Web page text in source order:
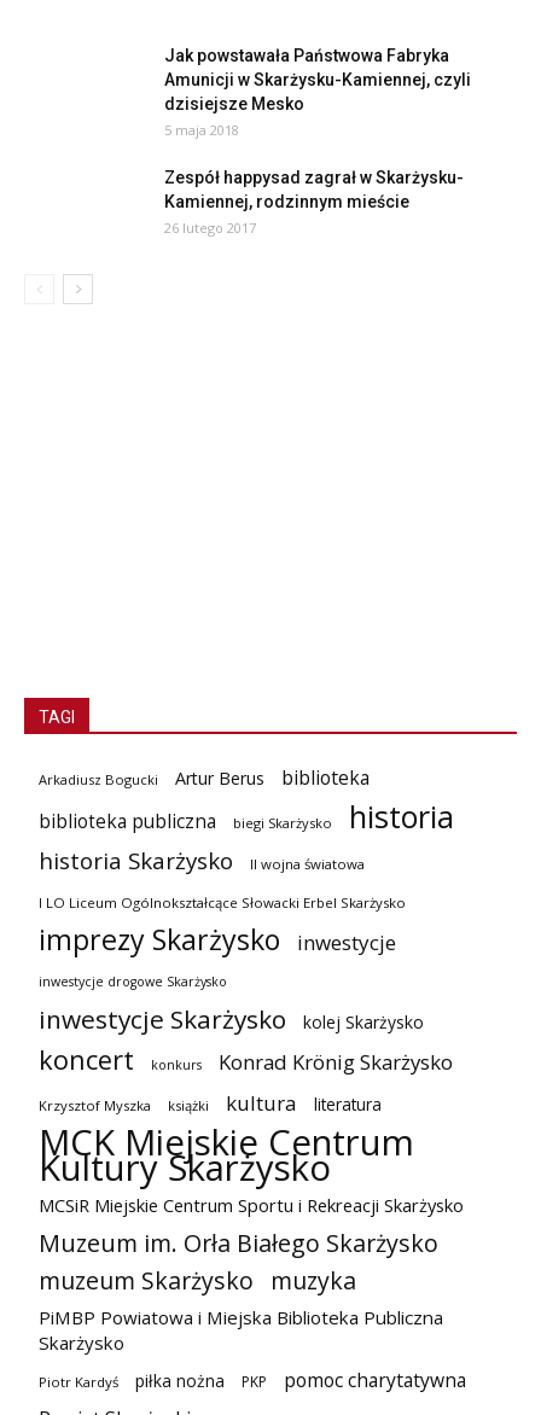
Jak powstawała Państwowa Fabryka
Amunicji w Skarżysku-Kamiennej, czyli
dzisiejsze Mesko
5 maja 2018
Zespół happysad zagrał w Skarżysku-
Kamiennej, rodzinnym mieście
26 lutego 2017
TAGI
Arkadiusz Bogucki Artur Berus
biblioteka
biblioteka publiczna
biegi Skarżysko historia
historia Skarżysko II wojna światowa
I LO Liceum Ogólnokształcące Słowacki Erbel Skarżysko
imprezy Skarżysko inwestycje
inwestycje drogowe Skarżysko
inwestycje Skarżysko kolej Skarżysko
koncert konkurs Konrad Krönig Skarżysko
Krzysztof Myszka książki kultura literatura
MCK Miejskie Centrum
Kultury Skarżysko
MCSiR Miejskie Centrum Sportu i Rekreacji Skarżysko
Muzeum im. Orła Białego Skarżysko
muzeum Skarżysko
muzyka
PiMBP Powiatowa i Miejska Biblioteka Publiczna
Skarżysko
Piotr Kardyś piłka nożna PKP
pomoc charytatywna